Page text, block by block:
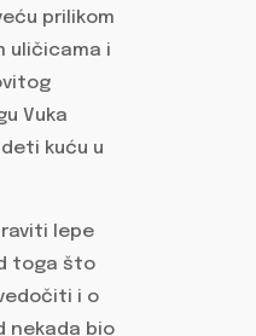
prilikom
uličicama i
Vuka
kuću u
lepe
toga što
i o
nekada bio